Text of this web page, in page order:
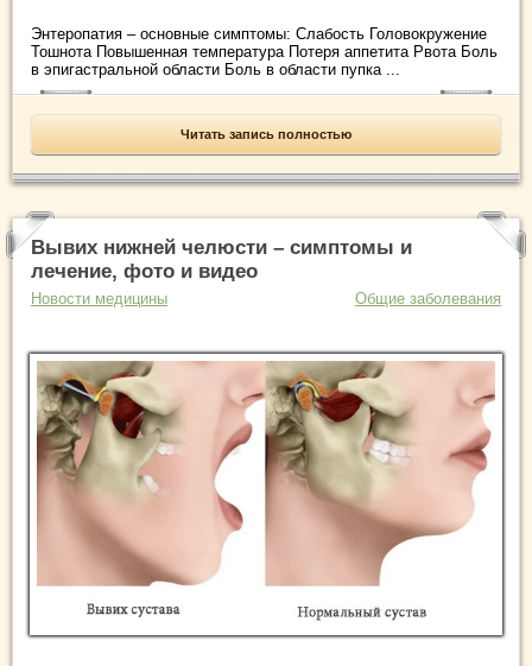
Энтеропатия – основные симптомы: Слабость Головокружение
Тошнота Повышенная температура Потеря аппетита Рвота Боль
в эпигастральной области Боль в области пупка ...
Читать запись полностью
Вывих нижней челюсти – симптомы и
лечение, фото и видео
Новости медицины Общие заболевания